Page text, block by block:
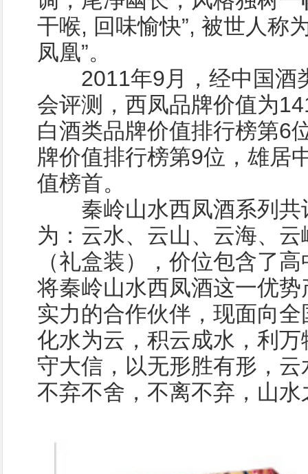
干喉, 回味愉快”, 被世人称
凤凰”。
2011年9月，经中国酒
会评测，西凤品牌价值为
白酒类品牌价值排行榜第6
牌价值排行榜第9位，雄居
值榜首。
秦岭山水西凤酒系列共
为：云水、云山、云海、
（礼盒装），价位包含了
将秦岭山水西凤酒这一优
实力的合作伙伴，现面向
化水为云，积云成水，利
守大信，以无形胜有形，
不弃不舍，不离不弃，山